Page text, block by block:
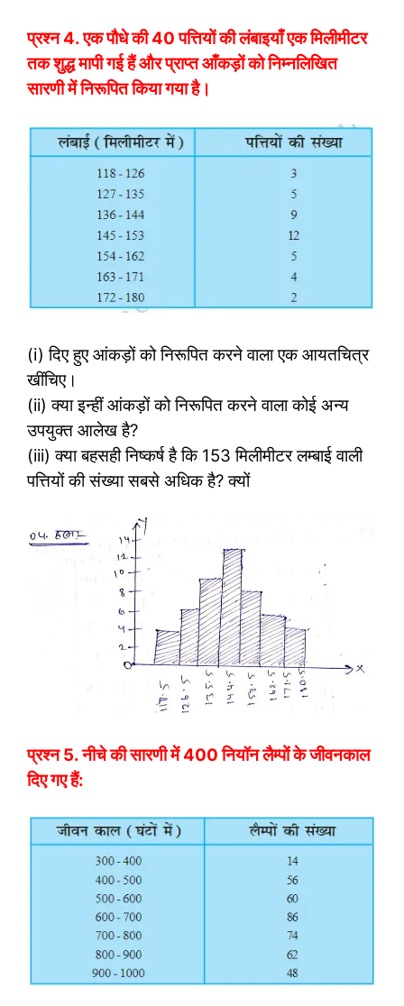
प्रश्न 4.एक पौधे की 40 पत्तियों की लंबाइयाँ एक मिलीमीटर
तक शुद्ध मापी गई हैं और प्राप्त आँकड़ों को निम्नलिखित
सारणी में निरूपित किया गया है।
(i) दिए हुए आंकड़ों को निरूपित करने वाला एक आयतचित्र
खींचिए।
(ii) क्या इन्हीं आंकड़ों को निरूपित करने वाला कोई अन्य
उपयुक्त आलेख है?
(iii) क्या बहसही निष्कर्ष है कि 153 मिलीमीटर लम्बाई वाली
पत्तियों की संख्या सबसे अधिक है? क्यों
प्रश्न 5.नीचे की सारणी में 400 नियॉन लैम्पों के जीवनकाल
दिए गए हैं: